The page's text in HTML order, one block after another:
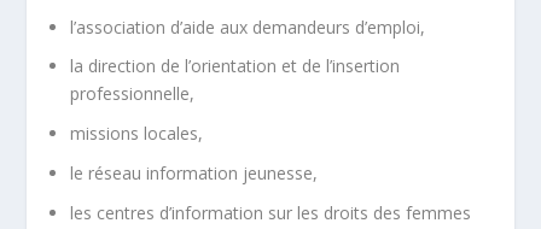
l’association d’aide aux demandeurs d’emploi,
la direction de l’orientation et de l’insertion
professionnelle,
missions locales,
le réseau information jeunesse,
les centres d’information sur les droits des femmes